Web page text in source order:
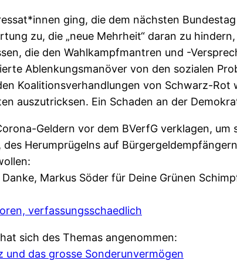
ging, die dem nächsten
zu, die „neue Mehrheit“ daran zu
die den Wahlkampfmantren und -
Ablenkungsmanöver von den sozialen
Koalitionsverhandlungen von Schwarz-Rot
auszutricksen. Ein Schaden an der
Geldern vor dem BVerfG verklagen, um
Herumprügelns auf
Markus Söder für Deine Grünen
verfassungsschaedlich
sich des Themas angenommen:
das grosse Sonderunvermögen